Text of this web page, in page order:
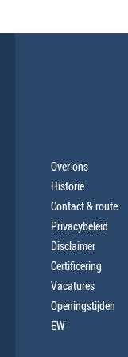
Over ons
Historie
Contact & route
Privacybeleid
Disclaimer
Certificering
Vacatures
Openingstijden
EW